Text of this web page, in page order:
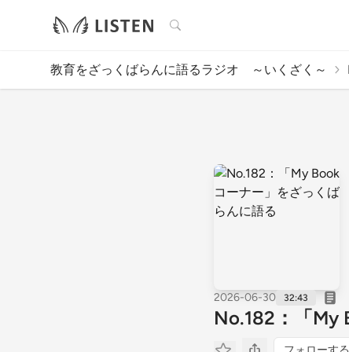
検索
教育をざっくばらんに語るラジオ ～いくざく～
2026-06-30 32:43
No.182：「My